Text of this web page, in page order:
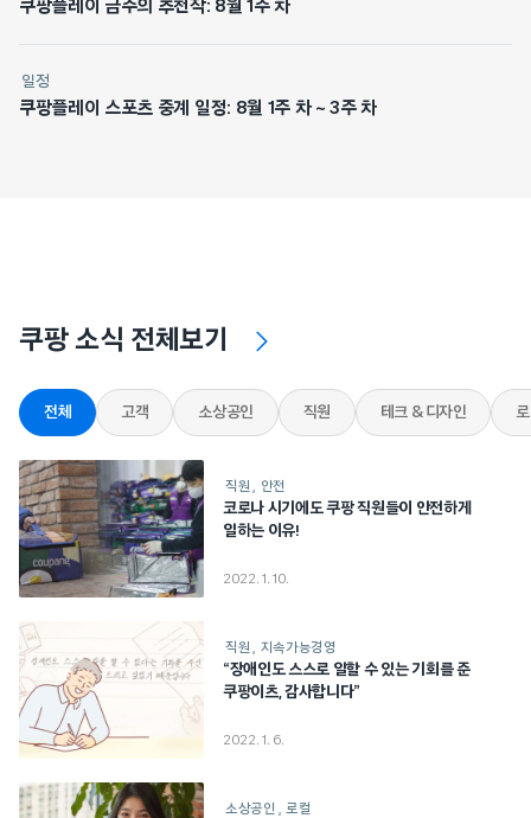
쿠팡플레이 금주의 추천작: 8월 1주 차
일정
쿠팡플레이 스포츠 중계 일정: 8월 1주 차 ~ 3주 차
쿠팡 소식 전체보기
전체 고객 소상공인 직원 테크 & 디자인
직원 안전
코로나 시기에도 쿠팡 직원들이 안전하게
일하는 이유!
2022. 1. 10.
직원 지속가능경영
“장애인도 스스로 일할 수 있는 기회를 준
쿠팡이츠, 감사합니다”
2022. 1. 6.
소상공인 로컬